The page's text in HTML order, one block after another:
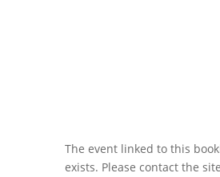
The event linked to this
exists. Please contact the site